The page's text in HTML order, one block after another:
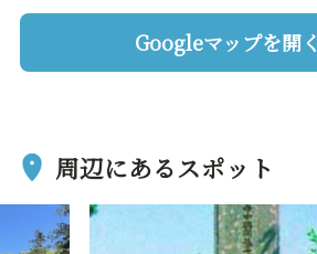
Googleマップを開く
周辺にあるスポット